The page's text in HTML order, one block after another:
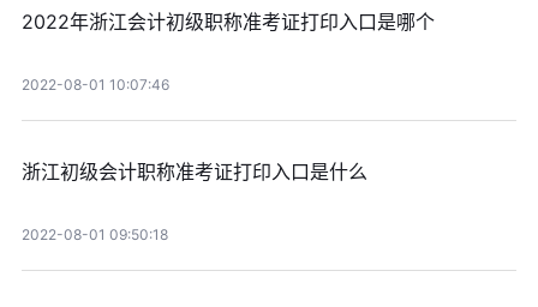
2022年浙江会计初级职称准考证打印入口是哪个
2022-08-01 10:07:46
浙江初级会计职称准考证打印入口是什么
2022-08-01 09:50:18